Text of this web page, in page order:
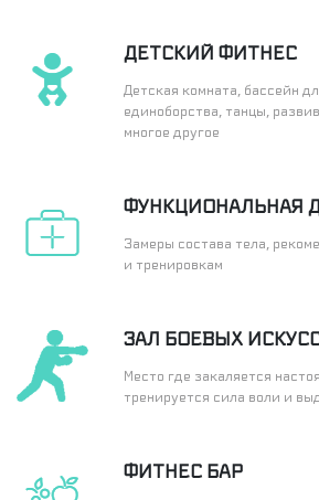
ДЕТСКИЙ ФИТНЕС
Детская комната, бассейн
единоборства, танцы,
многое другое
ФУНКЦИОНАЛЬНАЯ
Замеры состава тела,
и тренировкам
ЗАЛ БОЕВЫХ
Место где закаляется
тренируется сила воли и
ФИТНЕС БАР